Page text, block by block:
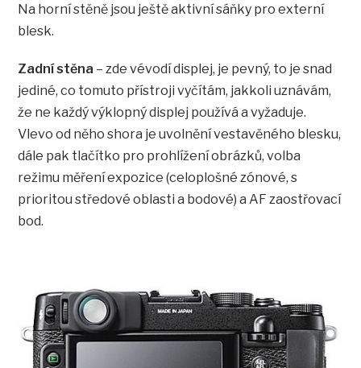
Na horní stěně jsou ještě aktivní sáňky pro externí
blesk.
Zadní stěna – zde vévodí displej, je pevný, to je snad
jediné, co tomuto přístroji vyčítám, jakkoli uznávám,
že ne každý výklopný displej používá a vyžaduje.
Vlevo od něho shora je uvolnění vestavěného blesku,
dále pak tlačítko pro prohlížení obrázků, volba
režimu měření expozice (celoplošné zónové, s
prioritou středové oblasti a bodové) a AF zaostřovací
bod.